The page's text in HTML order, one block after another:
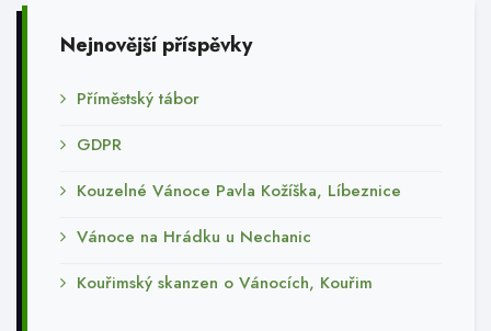
Nejnovější příspěvky
Příměstský tábor
GDPR
Kouzelné Vánoce Pavla Kožíška, Líbeznice
Vánoce na Hrádku u Nechanic
Kouřimský skanzen o Vánocích, Kouřim